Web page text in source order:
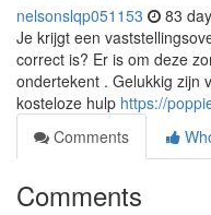
nelsonslqp051153 83
Je krijgt een
correct is? Er is om deze
ondertekent . Gelukkig zijn
kosteloze hulp https://
Comments
Comments